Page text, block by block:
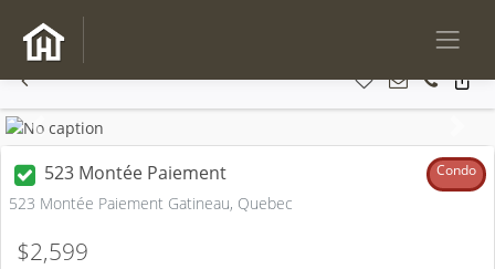
Previous
523 Montée Paiement Condo
523 Montée Paiement Gatineau, Quebec
$2,599